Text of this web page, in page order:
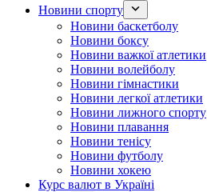
Новини спорту
Новини баскетболу
Новини боксу
Новини важкої атлетики
Новини волейболу
Новини гімнастики
Новини легкої атлетики
Новини лижного спорту
Новини плавання
Новини тенісу
Новини футболу
Новини хокею
Курс валют в Україні